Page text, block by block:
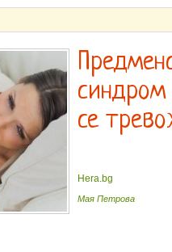
се
Hera.bg
Мая Петрова